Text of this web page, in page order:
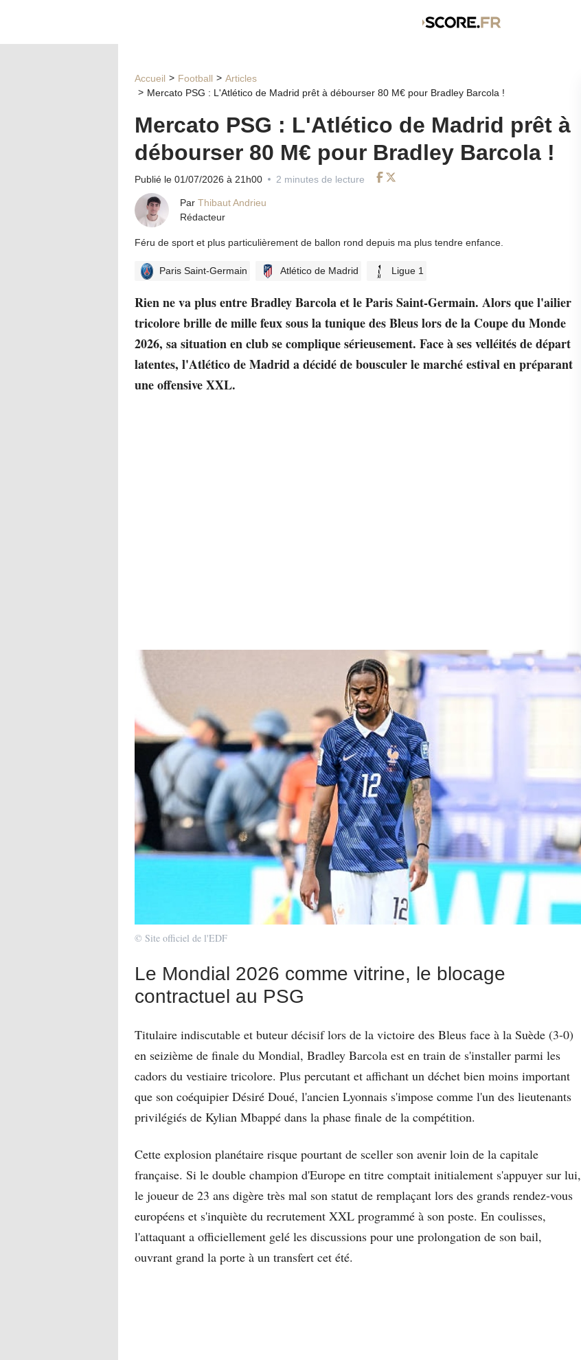
Accueil Football
Articles
Mercato PSG : L'Atlético de Madrid prêt à débourser 80 M€ pour Bradley Barcola !
Mercato PSG : L'Atlético de Madrid prêt à
débourser 80 M€ pour Bradley Barcola !
Publié le 01/07/2026 à 21h00
2 minutes de lecture
Par Thibaut Andrieu
Rédacteur
Féru de sport et plus particulièrement de ballon rond depuis ma plus tendre enfance.
Paris Saint-Germain Atlético de Madrid Ligue 1
Rien ne va plus entre Bradley Barcola et le Paris Saint-Germain. Alors que l'ailier
tricolore brille de mille feux sous la tunique des Bleus lors de la Coupe du Monde
2026, sa situation en club se complique sérieusement. Face à ses velléités de départ
latentes, l'Atlético de Madrid a décidé de bousculer le marché estival en préparant
une offensive XXL.
© Site officiel de l'EDF
Le Mondial 2026 comme vitrine, le blocage
contractuel au PSG
Titulaire indiscutable et buteur décisif lors de la victoire des Bleus face à la Suède (3-0)
en seizième de finale du Mondial, Bradley Barcola est en train de s'installer parmi les
cadors du vestiaire tricolore. Plus percutant et affichant un déchet bien moins important
que son coéquipier Désiré Doué, l'ancien Lyonnais s'impose comme l'un des lieutenants
privilégiés de Kylian Mbappé dans la phase finale de la compétition.
Cette explosion planétaire risque pourtant de sceller son avenir loin de la capitale
française. Si le double champion d'Europe en titre comptait initialement s'appuyer sur lui,
le joueur de 23 ans digère très mal son statut de remplaçant lors des grands rendez-vous
européens et s'inquiète du recrutement XXL programmé à son poste. En coulisses,
l'attaquant a officiellement gelé les discussions pour une prolongation de son bail,
ouvrant grand la porte à un transfert cet été.